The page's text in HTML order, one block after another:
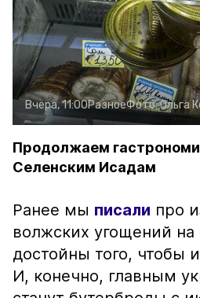
Вчера, 11:00РазноеФото:Ольга
Продолжаем
Селенским Исадам
Ранее мы писали про
волжских угощений на
достойны того, чтобы
И, конечно, главным